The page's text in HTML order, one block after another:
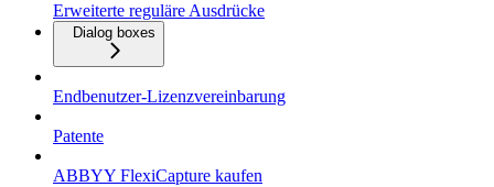
Erweiterte reguläre Ausdrücke
Dialog boxes
Endbenutzer-Lizenzvereinbarung
Patente
ABBYY FlexiCapture kaufen